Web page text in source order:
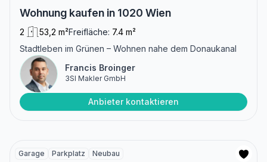
Wohnung kaufen in 1020 Wien
2 53,2 m²Freifläche: 7.4 m²
Stadtleben im Grünen – Wohnen nahe dem Donaukanal
Francis Broinger
3SI Makler GmbH
Anbieter kontaktieren
Garage Parkplatz Neubau